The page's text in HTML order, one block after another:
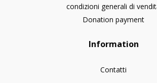
condizioni generali di
Donation payment
Information
Contatti